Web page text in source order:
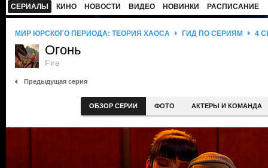
СЕРИАЛЫ КИНО НОВОСТИ ВИДЕО НОВИНКИ РАСПИСАНИЕ
МИР ЮРСКОГО ПЕРИОДА: ТЕОРИЯ ХАОСА ГИД ПО СЕРИЯМ 4
Огонь
Fire
Предыдущая серия
ОБЗОР СЕРИИ ФОТО АКТЕРЫ И КОМАНДА